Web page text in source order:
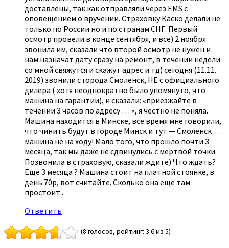
доставлены, так как отправляли через EMS с
оповещением о вручении. Страховку Каско делали не
только по России но и по странам СНГ. Первый
осмотр провели в конце сентября, и все) 2 ноября
звонила им, сказали что второй осмотр не нужен и
нам назначат дату сразу на ремонт, в течении недели
со мной свяжутся и скажут адрес и тд) сегодня (11.11.
2019) звонили с города Смоленск, НЕ с официального
дилера ( хотя неоднократно было упомянуто, что
машина на гарантии), и сказали: «приезжайте в
течении 3 часов по адресу … «, я честно не поняла.
Машина находится в Минске, все время мне говорили,
что чинить будут в городе Минск и тут — Смоленск…
машина не на ходу! Мало того, что прошло почти 3
месяца, так мы даже не сдвинулись с мертвой точки.
Позвонила в страховую, сказали ждите) Что ждать?
Еще 3 месяца ? Машина стоит на платной стоянке, в
день 70р, вот считайте. Сколько она еще там
простоит..
Ответить
(8 голосов, рейтинг: 3.6 из 5)